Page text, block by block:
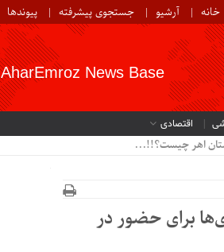
خانه آرشیو جستجوی پیشرفته پیوندها
AharEmroz News Base
اقتصادی
اهر چیست؟!!...
برای حضور در